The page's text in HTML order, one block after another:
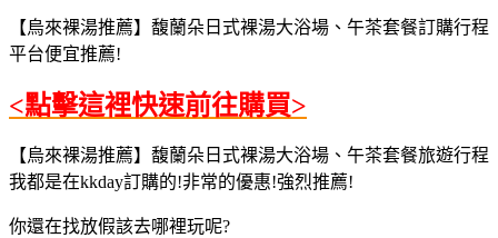
【烏來裸湯推薦】馥蘭朵日式裸湯大浴場、午茶套餐訂購行程
平台便宜推薦!
<點擊這裡快速前往購買>
【烏來裸湯推薦】馥蘭朵日式裸湯大浴場、午茶套餐旅遊行程
我都是在kkday訂購的!非常的優惠!強烈推薦!
你還在找放假該去哪裡玩呢?